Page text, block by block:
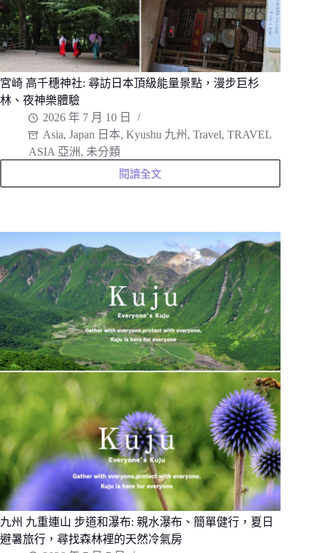
道
地
圖
宮崎 高千穗神社: 尋訪日本頂級能量景點，漫步巨杉
林、夜神樂體驗
2026 年 7 月 10 日
Asia, Japan 日本, Kyushu 九州 , Travel, TRAVEL
ASIA 亞洲, 未分類
閱讀全文
宮
崎
神
尋
訪
日
本
頂
級
能
量
景
點，
漫
步
杉
林、
夜
神
樂
體
驗
九州 九重連山 步道和瀑布: 親水瀑布、簡單健行，夏日
避暑旅行，尋找森林裡的天然冷氣房